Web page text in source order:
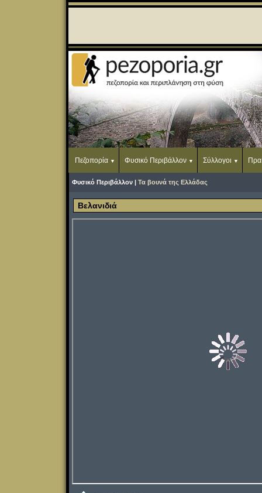
Πεζοπορία Φυσικό Περιβάλλον Σύλλογοι
Φυσικό Περιβάλλον | Τα βουνά της Ελλάδας
Βελανιδιά